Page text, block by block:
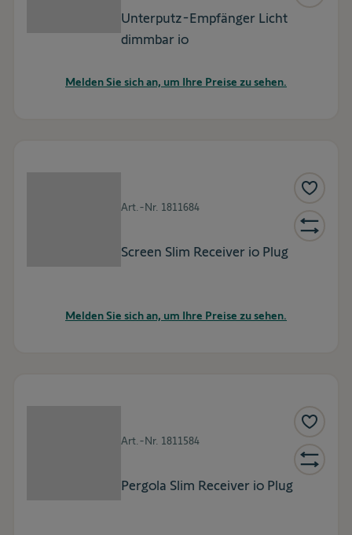
Unterputz-Empfänger Licht
dimmbar io
Melden Sie sich an, um Ihre Preise zu sehen.
Art.-Nr. 1811684
Screen Slim Receiver io Plug
Melden Sie sich an, um Ihre Preise zu sehen.
Art.-Nr. 1811584
Pergola Slim Receiver io Plug